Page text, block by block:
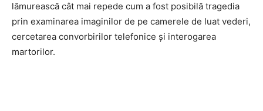
lămurească cât mai repede cum a fost posibilă tragedia
prin examinarea imaginilor de pe camerele de luat vederi,
cercetarea convorbirilor telefonice şi interogarea
martorilor.